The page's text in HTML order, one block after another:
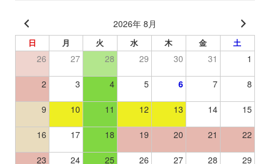
2026年 8月
日 月 火 水 木 金 土
26 27 28 29 30 31 1
2 3 4 5 6 7 8
9 10 11 12 13 14 15
16 17 18 19 20 21 22
23 24 25 26 27 28 29